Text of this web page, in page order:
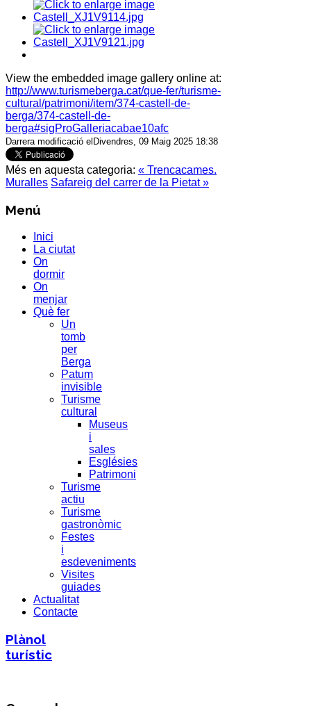
View the embedded image gallery online at:
http://www.turismeberga.cat/que-fer/turisme-
cultural/patrimoni/item/374-castell-de-
berga/374-castell-de-
berga#sigProGalleriacabae10afc
Darrera modificació elDivendres, 09 Maig 2025 18:38
Més en aquesta categoria: « Trencacames.
Muralles Safareig del carrer de la Pietat »
Menú
Inici
La ciutat
On
dormir
On
menjar
Què fer
Un
tomb
per
Berga
Patum
invisible
Turisme
cultural
Museus
i
sales
Esglésies
Patrimoni
Turisme
actiu
Turisme
gastronòmic
Festes
i
esdeveniments
Visites
guiades
Actualitat
Contacte
Plànol
turístic